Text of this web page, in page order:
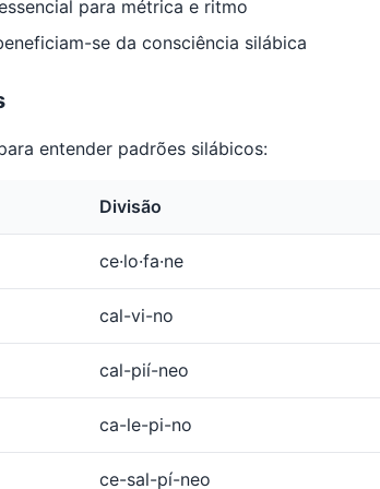
para métrica e ritmo
se da consciência silábica
entender padrões silábicos:
Divisão
ce·lo·fa·ne
cal-vi-no
cal-pií-neo
ca-le-pi-no
ce-sal-pí-neo